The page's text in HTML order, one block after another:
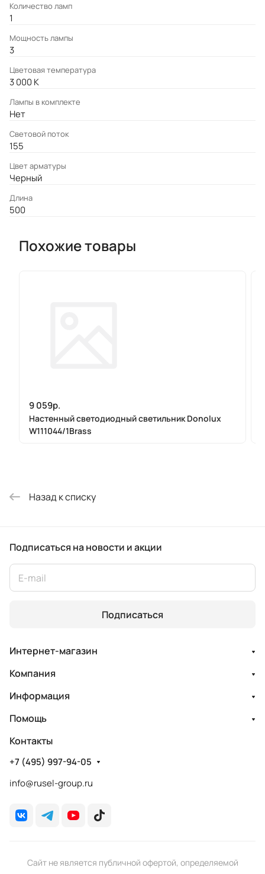
Количество ламп
1
Мощность лампы
3
Цветовая температура
3 000 К
Лампы в комплекте
Нет
Световой поток
155
Цвет арматуры
Черный
Длина
500
Похожие товары
9 059р.
Настенный светодиодный светильник Donolux
W111044/1Brass
Назад к списку
Подписаться на новости и акции
Подписаться
Интернет-магазин
Компания
Информация
Помощь
Контакты
+7 (495) 997-94-05
info@rusel-group.ru
Сайт не является публичной офертой, определяемой